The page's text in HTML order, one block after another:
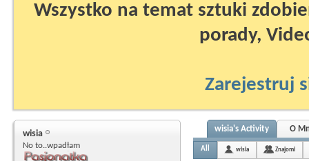
Wszystko na temat sztuki
porady,
Zarejestruj
wisia
No to..wpadłam
wisia's Activity O
All wisia Znajomi